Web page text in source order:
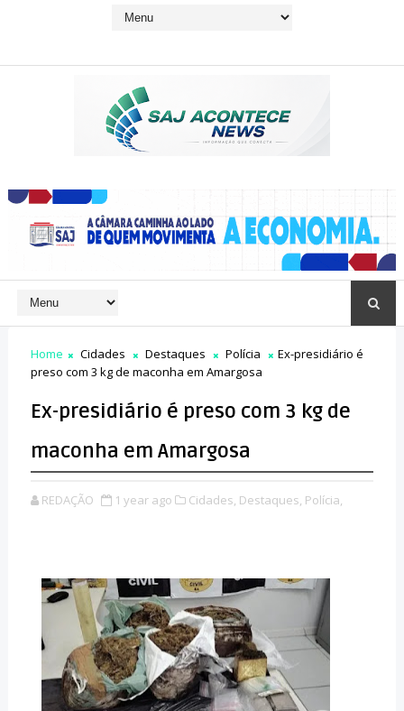
Home Cidades Destaques Polícia
Ex-presidiário é
preso com 3 kg de maconha em Amargosa
Ex-presidiário é preso com 3 kg de
maconha em Amargosa
REDAÇÃO 1 year ago Cidades, Destaques, Polícia,